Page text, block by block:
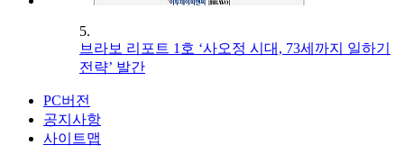
5.
브라보 리포트 1호 ‘사오정 시대, 73세까지 일하기
전략’ 발간
PC버전
공지사항
사이트맵